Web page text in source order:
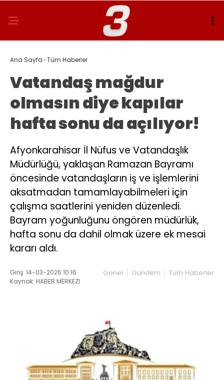
Ana Sayfa ›Tüm Haberler
Vatandaş mağdur
olmasın diye kapılar
hafta sonu da açılıyor!
Afyonkarahisar İl Nüfus ve Vatandaşlık
Müdürlüğü, yaklaşan Ramazan Bayramı
öncesinde vatandaşların iş ve işlemlerini
aksatmadan tamamlayabilmeleri için
çalışma saatlerini yeniden düzenledi.
Bayram yoğunluğunu öngören müdürlük,
hafta sonu da dahil olmak üzere ek mesai
kararı aldı.
Giriş: 14-03-2026 10:16
Kaynak: HABER MERKEZI
Genel Gündem Tüm Haberler